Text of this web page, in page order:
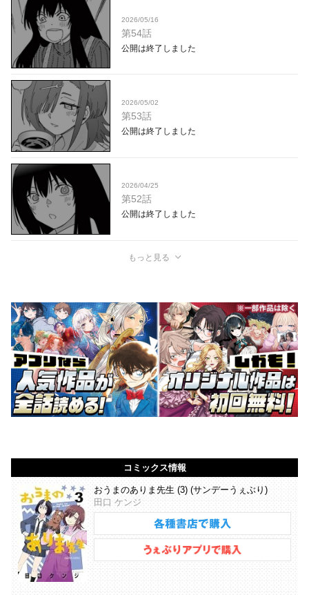
2026/05/16
第54話
公開は終了しました
2026/05/02
第53話
公開は終了しました
2026/04/25
第52話
公開は終了しました
もっと見る
コミックス情報
おうまのありま先生 (3) (サンデーうぇぶり)
田口 ケンジ